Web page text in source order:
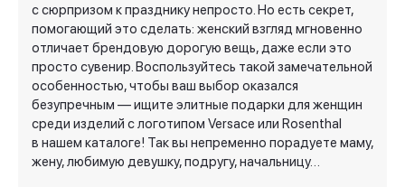
с сюрпризом к празднику непросто. Но есть секрет,
помогающий это сделать: женский взгляд мгновенно
отличает брендовую дорогую вещь, даже если это
просто сувенир. Воспользуйтесь такой замечательной
особенностью, чтобы ваш выбор оказался
безупречным — ищите элитные подарки для женщин
среди изделий с логотипом Versace или Rosenthal
в нашем каталоге! Так вы непременно порадуете маму,
жену, любимую девушку, подругу, начальницу…